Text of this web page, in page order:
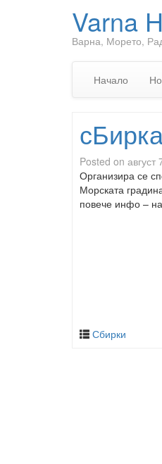
Varna
Варна, Морето,
Начало
Posted on август
Организира се
Морската
повече инфо –
Сбирки